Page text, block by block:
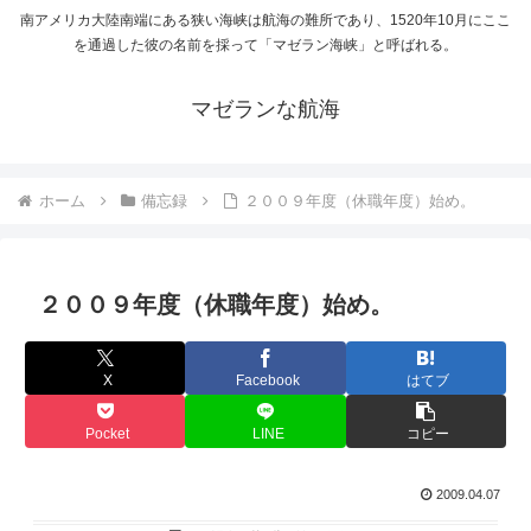
南アメリカ大陸南端にある狭い海峡は航海の難所であり、1520年10月にここ
を通過した彼の名前を採って「マゼラン海峡」と呼ばれる。
マゼランな航海
ホーム 備忘録 ２００９年度（休職年度）始め。
２００９年度（休職年度）始め。
X Facebook はてブ
Pocket LINE コピー
2009.04.07